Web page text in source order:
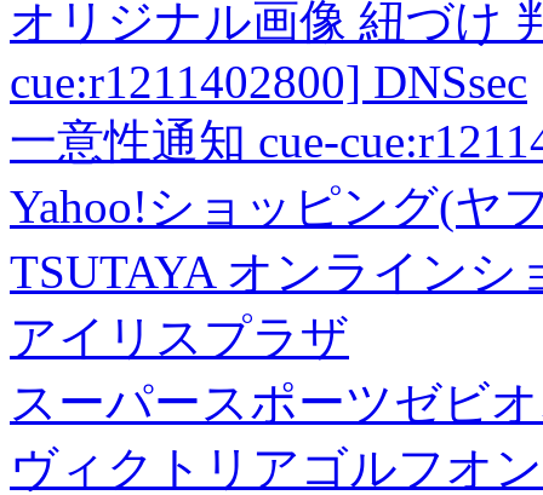
オリジナル画像 紐づけ
cue:r1211402800] DNSsec
一意性通知 cue-
Yahoo!ショッピング(ヤ
TSUTAYA オンラインシ
アイリスプラザ
スーパースポーツゼビ
ヴィクトリアゴルフオ